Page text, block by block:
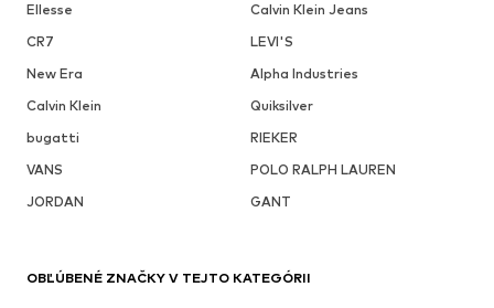
Ellesse
Calvin Klein Jeans
CR7
LEVI'S
New Era
Alpha Industries
Calvin Klein
Quiksilver
bugatti
RIEKER
VANS
POLO RALPH LAUREN
JORDAN
GANT
OBĽÚBENÉ ZNAČKY V TEJTO KATEGÓRII